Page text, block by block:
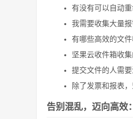
有没有可以自动
我需要收集大量
有哪些高效的文
坚果云收件箱收
提交文件的人需
除了发票和报表
告别混乱，迈向高效